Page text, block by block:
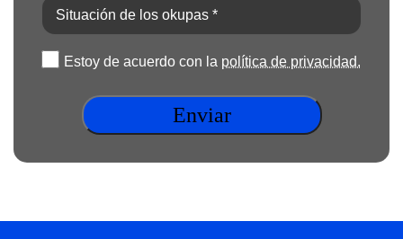
Situación
de
los
okupas
(Obligatorio)
Política
privacidad
(Obligatorio)
Estoy de acuerdo con la política de privacidad.